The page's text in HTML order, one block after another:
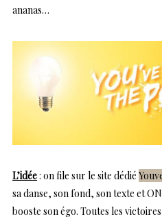
ananas…
L’idée: on file sur le site dédié
sa danse, son fond, son texte et
booste son égo. Toutes les